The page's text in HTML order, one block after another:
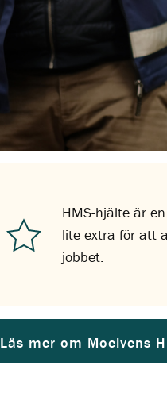
HMS-hjälte är
lite extra för att
jobbet.
Läs mer om Moelvens